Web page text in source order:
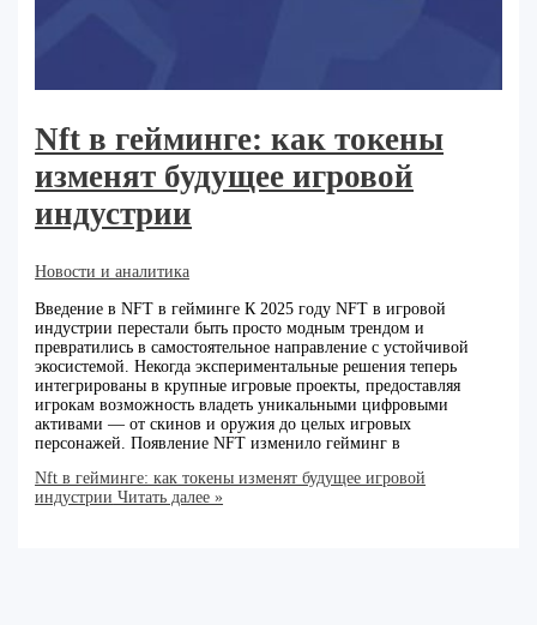
Nft в гейминге: как токены
изменят будущее игровой
индустрии
Новости и аналитика
Введение в NFT в гейминге К 2025 году NFT в игровой
индустрии перестали быть просто модным трендом и
превратились в самостоятельное направление с устойчивой
экосистемой. Некогда экспериментальные решения теперь
интегрированы в крупные игровые проекты, предоставляя
игрокам возможность владеть уникальными цифровыми
активами — от скинов и оружия до целых игровых
персонажей. Появление NFT изменило гейминг в
Nft в гейминге: как токены изменят будущее игровой
индустрии Читать далее »